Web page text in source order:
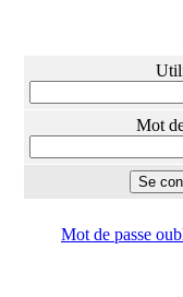
Mot
Mot de passe